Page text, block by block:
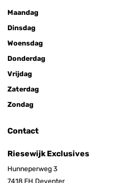
Maandag
Dinsdag
Woensdag
Donderdag
Vrijdag
Zaterdag
Zondag
Contact
Riesewijk Exclusives
Hunneperweg 3
7418 EH Deventer